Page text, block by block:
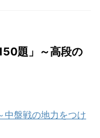
題」～高段の
盤戦の地力をつけ